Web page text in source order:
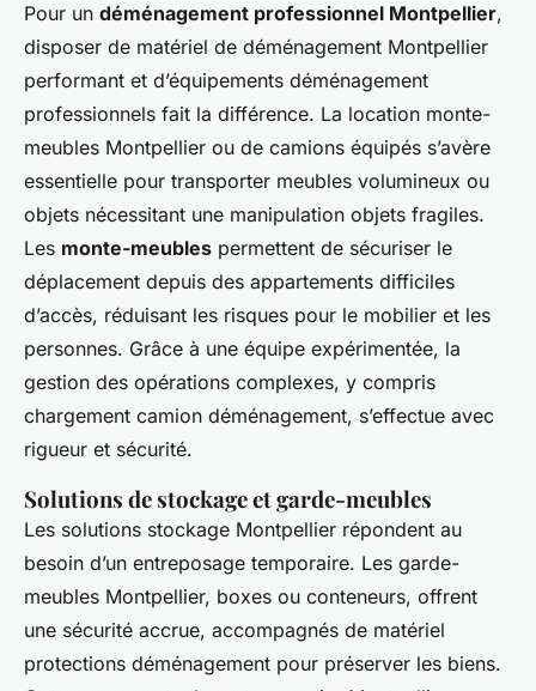
Pour un déménagement professionnel Montpellier,
disposer de matériel de déménagement Montpellier
performant et d’équipements déménagement
professionnels fait la différence. La location monte-
meubles Montpellier ou de camions équipés s’avère
essentielle pour transporter meubles volumineux ou
objets nécessitant une manipulation objets fragiles.
Les monte-meubles permettent de sécuriser le
déplacement depuis des appartements difficiles
d’accès, réduisant les risques pour le mobilier et les
personnes. Grâce à une équipe expérimentée, la
gestion des opérations complexes, y compris
chargement camion déménagement, s’effectue avec
rigueur et sécurité.
Solutions de stockage et garde-meubles
Les solutions stockage Montpellier répondent au
besoin d’un entreposage temporaire. Les garde-
meubles Montpellier, boxes ou conteneurs, offrent
une sécurité accrue, accompagnés de matériel
protections déménagement pour préserver les biens.